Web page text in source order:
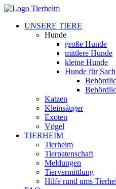
UNSERE TIERE
Hunde
große Hunde
mittlere Hunde
kleine Hunde
Hunde für
Katzen
Kleinsäuger
Exoten
Vögel
TIERHEIM
Tierheim
Tierpatenschaft
Meldungen
Tiervermittlung
Hilfe rund ums